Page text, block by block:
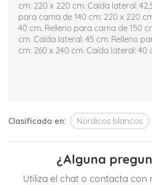
cm: 220 x 220 cm. Caída lateral:
para cama de 140 cm: 220 x 220
40 cm. Relleno para cama de 150
cm. Caída lateral: 45 cm. Relleno
cm: 260 x 240 cm. Caída lateral: 40
Clasificado en: Nordicos blancos
¿Alguna
Utiliza el chat o contacta con